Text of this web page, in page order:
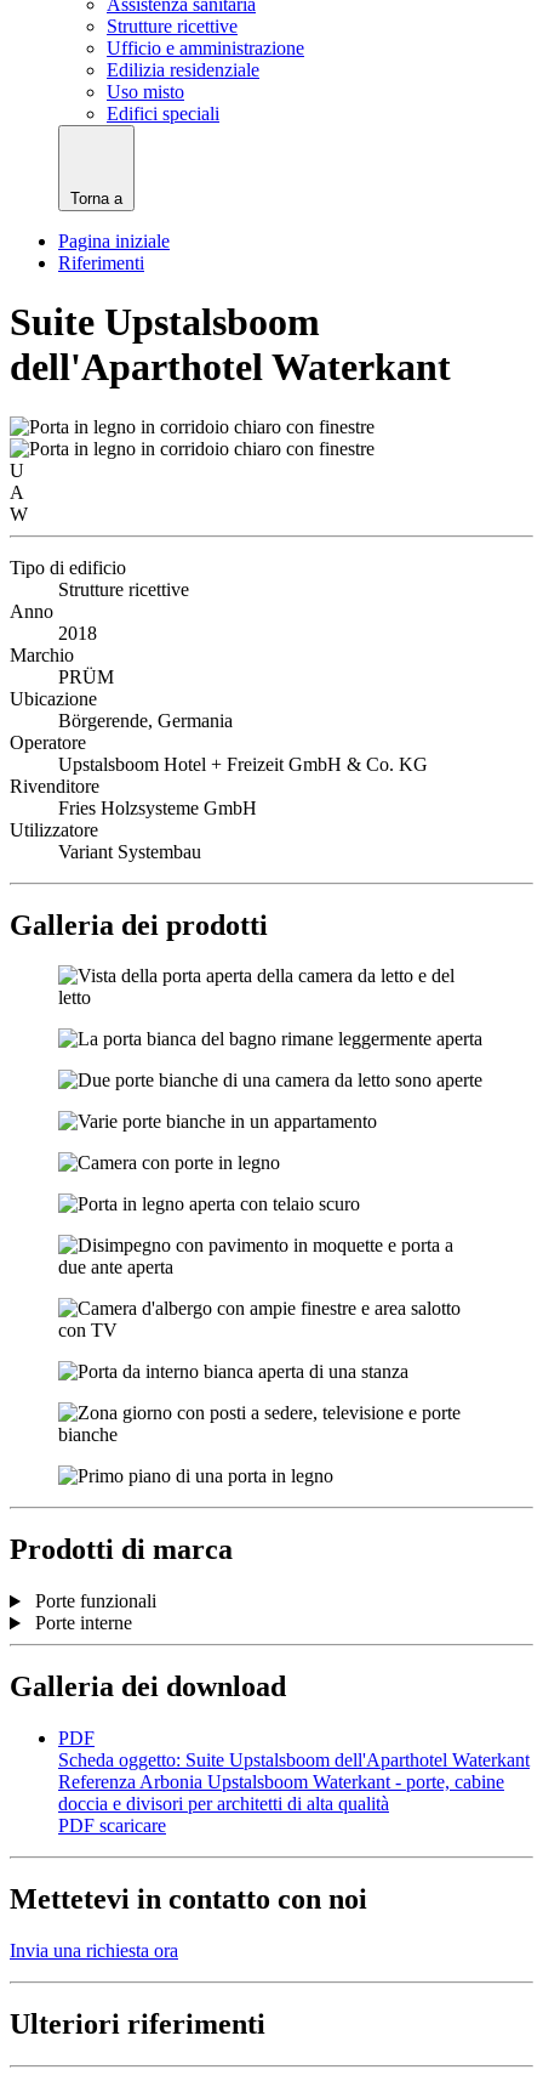
Strutture ricettive
Ufficio e amministrazione
Edilizia residenziale
Uso misto
Edifici speciali
Torna a
Pagina iniziale
Riferimenti
Suite Upstalsboom
dell'Aparthotel Waterkant
U
A
W
Tipo di edificio
Strutture ricettive
Anno
2018
Marchio
PRÜM
Ubicazione
Börgerende, Germania
Operatore
Upstalsboom Hotel + Freizeit GmbH & Co. KG
Rivenditore
Fries Holzsysteme GmbH
Utilizzatore
Variant Systembau
Galleria dei prodotti
Prodotti di marca
Porte funzionali
Porte interne
Galleria dei download
PDF
Scheda oggetto: Suite Upstalsboom dell'Aparthotel Waterkant
Referenza Arbonia Upstalsboom Waterkant - porte, cabine
doccia e divisori per architetti di alta qualità
PDF scaricare
Mettetevi in contatto con noi
Invia una richiesta ora
Ulteriori riferimenti